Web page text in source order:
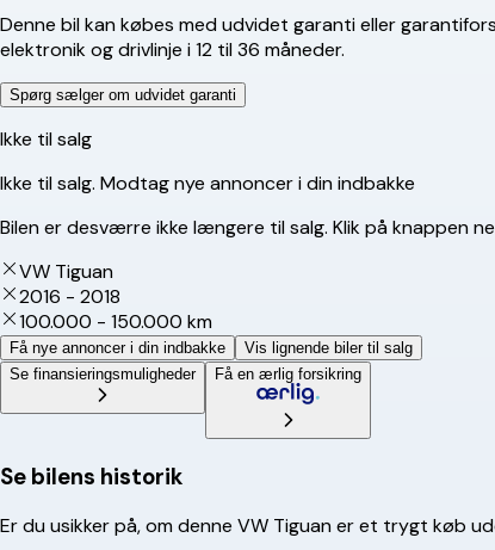
Denne bil kan købes med udvidet garanti eller
elektronik og drivlinje i 12 til 36 måneder.
Spørg sælger om udvidet garanti
Ikke til salg
Ikke til salg. Modtag nye annoncer i din indbakke
Bilen er desværre ikke længere til salg. Klik på knappen
VW Tiguan
2016 - 2018
100.000 - 150.000 km
Få nye annoncer i din indbakke
Vis lignende biler til salg
Se finansieringsmuligheder
Få en ærlig forsikring
Se bilens historik
Er du usikker på, om denne VW Tiguaner et trygt køb